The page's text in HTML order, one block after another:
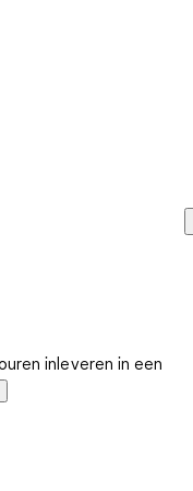
inleveren in een